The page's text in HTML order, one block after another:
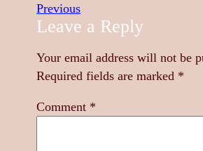
Previous
Leave a Reply
Your email address will not be
Required fields are marked *
Comment *